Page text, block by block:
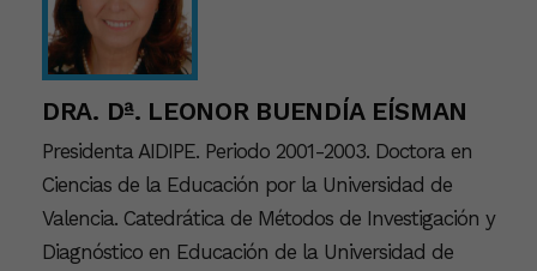
DRA. Dª. LEONOR BUENDÍA EÍSMAN
Presidenta AIDIPE. Periodo 2001-2003. Doctora en
Ciencias de la Educación por la Universidad de
Valencia. Catedrática de Métodos de Investigación y
Diagnóstico en Educación de la Universidad de